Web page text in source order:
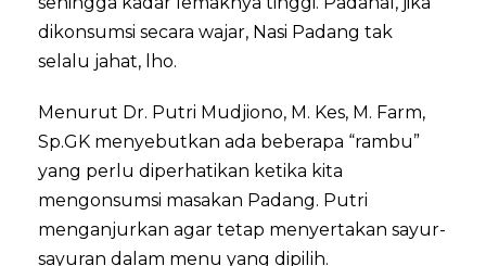
dikonsumsi secara wajar, Nasi Padang tak
selalu jahat, lho.
Menurut Dr. Putri Mudjiono, M. Kes, M. Farm,
Sp.GK menyebutkan ada beberapa “rambu”
yang perlu diperhatikan ketika kita
mengonsumsi masakan Padang. Putri
menganjurkan agar tetap menyertakan sayur-
sayuran dalam menu yang dipilih.